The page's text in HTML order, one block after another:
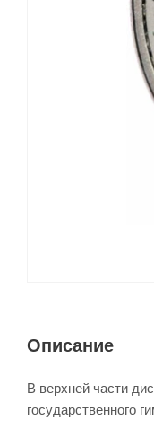
Описание
В верхней части
государственного